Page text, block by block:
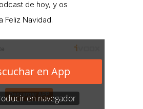
de hoy, y os
Feliz Navidad.